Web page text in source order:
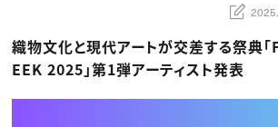
クリエイターインタビュー
C＆R Magazine
ニュース・トレンド トップ
Web
映像
ゲーム・エンタメ
織物文化と現代アートが交差する祭典
EEK 2025」第1弾アーティスト発表